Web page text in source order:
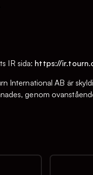
IR sida: https://
International AB är
genom